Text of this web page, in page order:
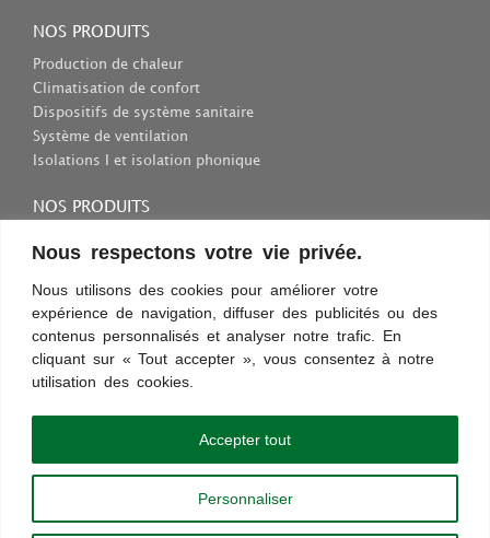
Nous respectons votre vie privée.
Nous utilisons des cookies pour améliorer votre
expérience de navigation, diffuser des publicités ou des
contenus personnalisés et analyser notre trafic. En
cliquant sur « Tout accepter », vous consentez à notre
utilisation des cookies.
Personnaliser
Accepter tout
NOS PRODUITS
Production de chaleur
Climatisation de confort
Dispositifs de système sanitaire
Système de ventilation
Isolations I et isolation phonique
NOS PRODUITS
Inscriptions et fixations
Protection au travail
Sélection des appareils sanitaires
Conditions d’utilisation
Paiement sécurisé